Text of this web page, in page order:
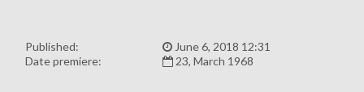
Published:
June 6, 2018 12:31
Date premiere:
23, March 1968